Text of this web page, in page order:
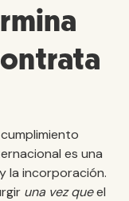
es una
la incorporación.
una vez queel